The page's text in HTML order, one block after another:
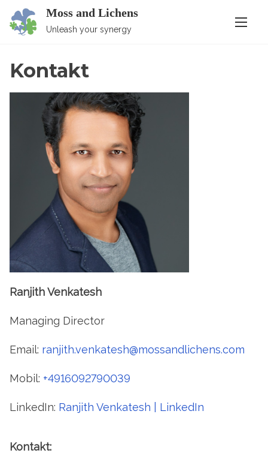
Moss and Lichens
Unleash your synergy
Kontakt
Ranjith Venkatesh
Managing Director
Email: ranjith.venkatesh@mossandlichens.com
Mobil: +4916092790039
LinkedIn: Ranjith Venkatesh | LinkedIn
Kontakt: